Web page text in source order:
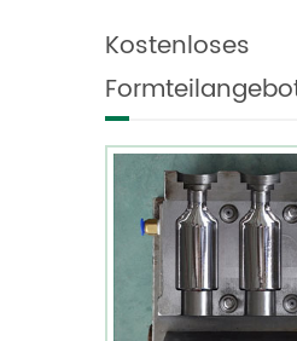
produzieren
allen
unser
Kostenloses